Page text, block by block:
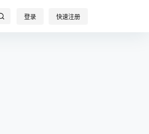
登录 快速注册